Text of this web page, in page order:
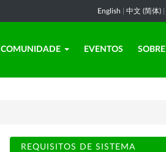
English 中文 (简体)
COMUNIDADE EVENTOS SOBRE
REQUISITOS DE SISTEMA